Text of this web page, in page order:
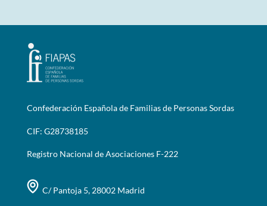
Confederación Española de Familias de Personas Sordas
CIF: G28738185
Registro Nacional de Asociaciones F-222
C/ Pantoja 5, 28002 Madrid